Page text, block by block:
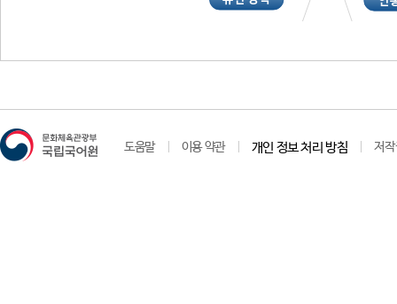
도움말 이용 약관 개인 정보 처리 방침 저